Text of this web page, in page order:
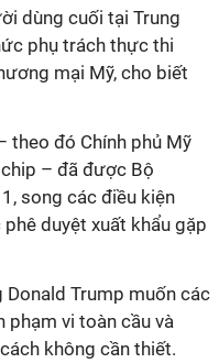
dùng cuối tại Trung
phụ trách thực thi
mại Mỹ, cho biết
theo đó Chính phủ Mỹ
– đã được Bộ
song các điều kiện
duyệt xuất khẩu gặp
Donald Trump muốn các
phạm vi toàn cầu và
không cần thiết.